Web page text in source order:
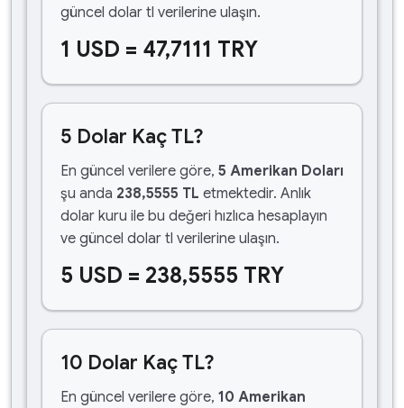
güncel dolar tl verilerine ulaşın.
1 USD = 47,7111 TRY
5 Dolar Kaç TL?
En güncel verilere göre, 5 Amerikan Doları
şu anda 238,5555 TL etmektedir. Anlık
dolar kuru ile bu değeri hızlıca hesaplayın
ve güncel dolar tl verilerine ulaşın.
5 USD = 238,5555 TRY
10 Dolar Kaç TL?
En güncel verilere göre, 10 Amerikan